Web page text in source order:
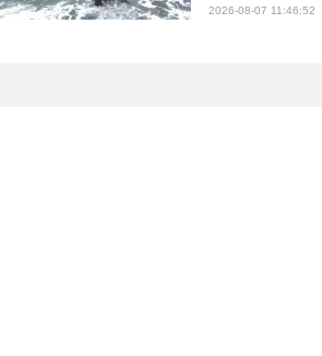
2026-08-07 11:46:52